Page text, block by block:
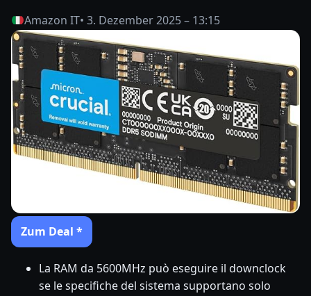
Amazon IT• 3. Dezember 2025 – 13:15
Zum Deal *
La RAM da 5600MHz può eseguire il downclock
se le specifiche del sistema supportano solo